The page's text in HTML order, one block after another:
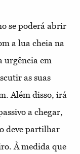
se poderá abrir
a lua cheia na
urgência em
as suas
Além disso, irá
a chegar,
deve partilhar
À medida que